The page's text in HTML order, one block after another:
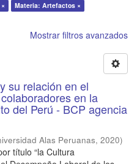
Materia: Artefactos ×
Mostrar filtros avanzados
su relación en el
en la
del Perú - BCP agencia
Alas Peruanas, 2020)
título “la Cultura